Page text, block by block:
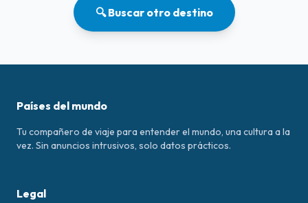
🔍 Buscar otro destino
Países del mundo
Tu compañero de viaje para entender el mundo, una cultura a la
vez. Sin anuncios intrusivos, solo datos prácticos.
Legal